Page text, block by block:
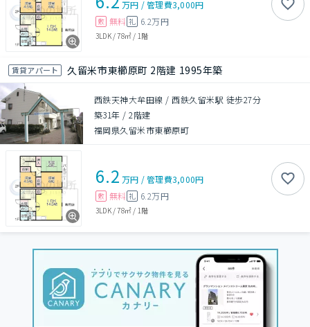
万円 /管理費3,000円
敷 無料 礼 6.2万円
3LDK/78㎡ / 1階
賃貸アパート 久留米市東櫛原町 2階建 1995年築
西鉄天神大牟田線 / 西鉄久留米駅 徒歩27分
築31年 /2階建
福岡県久留米市東櫛原町
6.2 万円 /管理費3,000円
敷 無料 礼 6.2万円
3LDK/78㎡ / 1階